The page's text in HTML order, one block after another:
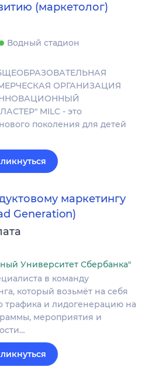
(маркетолог)
Водный стадион
ОРГАНИЗАЦИЯ
MILC - это
поколения для детей
маркетингу
Generation)
Университет Сбербанка"
в команду
который возьмёт на себя
трафика и лидогенерацию на
мероприятия и